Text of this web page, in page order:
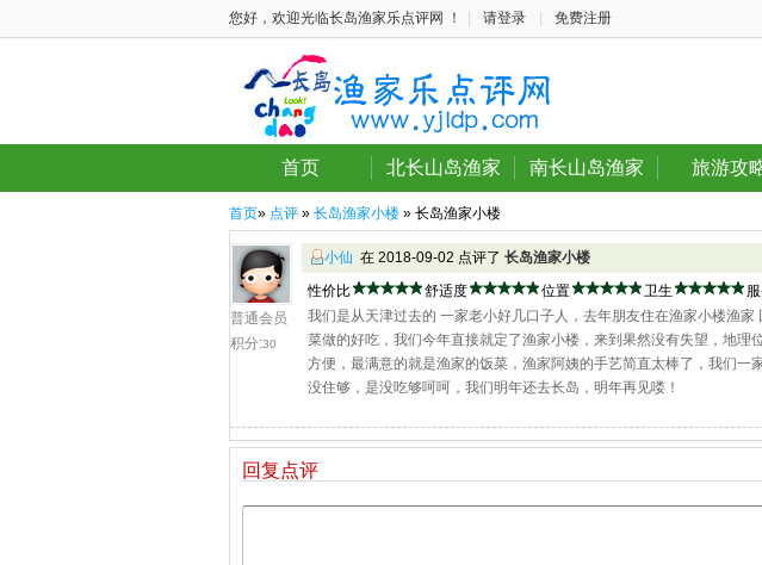
您好，欢迎光临长岛渔家乐点评网 ！ 请登录 免费注册
首页 北长山岛渔家 南长山岛渔家 旅游攻
首页» 点评 » 长岛渔家小楼 » 长岛渔家小楼
普通会员
积分:30
小仙 在 2018-09-02 点评了 长岛渔家小楼
性价比
舒适度 位置 卫生
我们是从天津过去的 一家老小好几口子人，去年朋友住在渔家小楼渔
菜做的好吃，我们今年直接就定了渔家小楼，来到果然没有失望，地理
方便，最满意的就是渔家的饭菜，渔家阿姨的手艺简直太棒了，我们一
没住够，是没吃够呵呵，我们明年还去长岛，明年再见喽！
回复点评